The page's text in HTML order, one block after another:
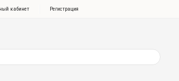
кабинет Регистрация